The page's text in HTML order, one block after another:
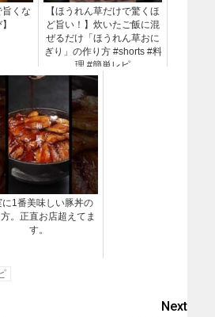
くな
【ほうれん草だけで驚くほ
ど旨い！】炊いたご飯に混
ぜるだけ「ほうれん草おに
ぎり」の作り方 #shorts #料
理 #簡単レピ
に1番美味しい豚丼の
。正直お店超えてま
す。
Next